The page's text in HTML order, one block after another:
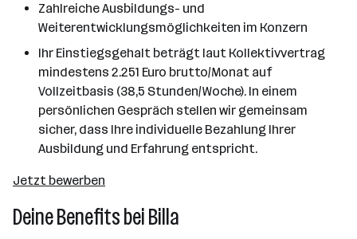
Zahlreiche Ausbildungs- und
Weiterentwicklungsmöglichkeiten im Konzern
Ihr Einstiegsgehalt beträgt laut Kollektivvertrag
mindestens 2.251 Euro brutto/Monat auf
Vollzeitbasis (38,5 Stunden/Woche). In einem
persönlichen Gespräch stellen wir gemeinsam
sicher, dass Ihre individuelle Bezahlung Ihrer
Ausbildung und Erfahrung entspricht.
Jetzt bewerben
Deine Benefits bei Billa